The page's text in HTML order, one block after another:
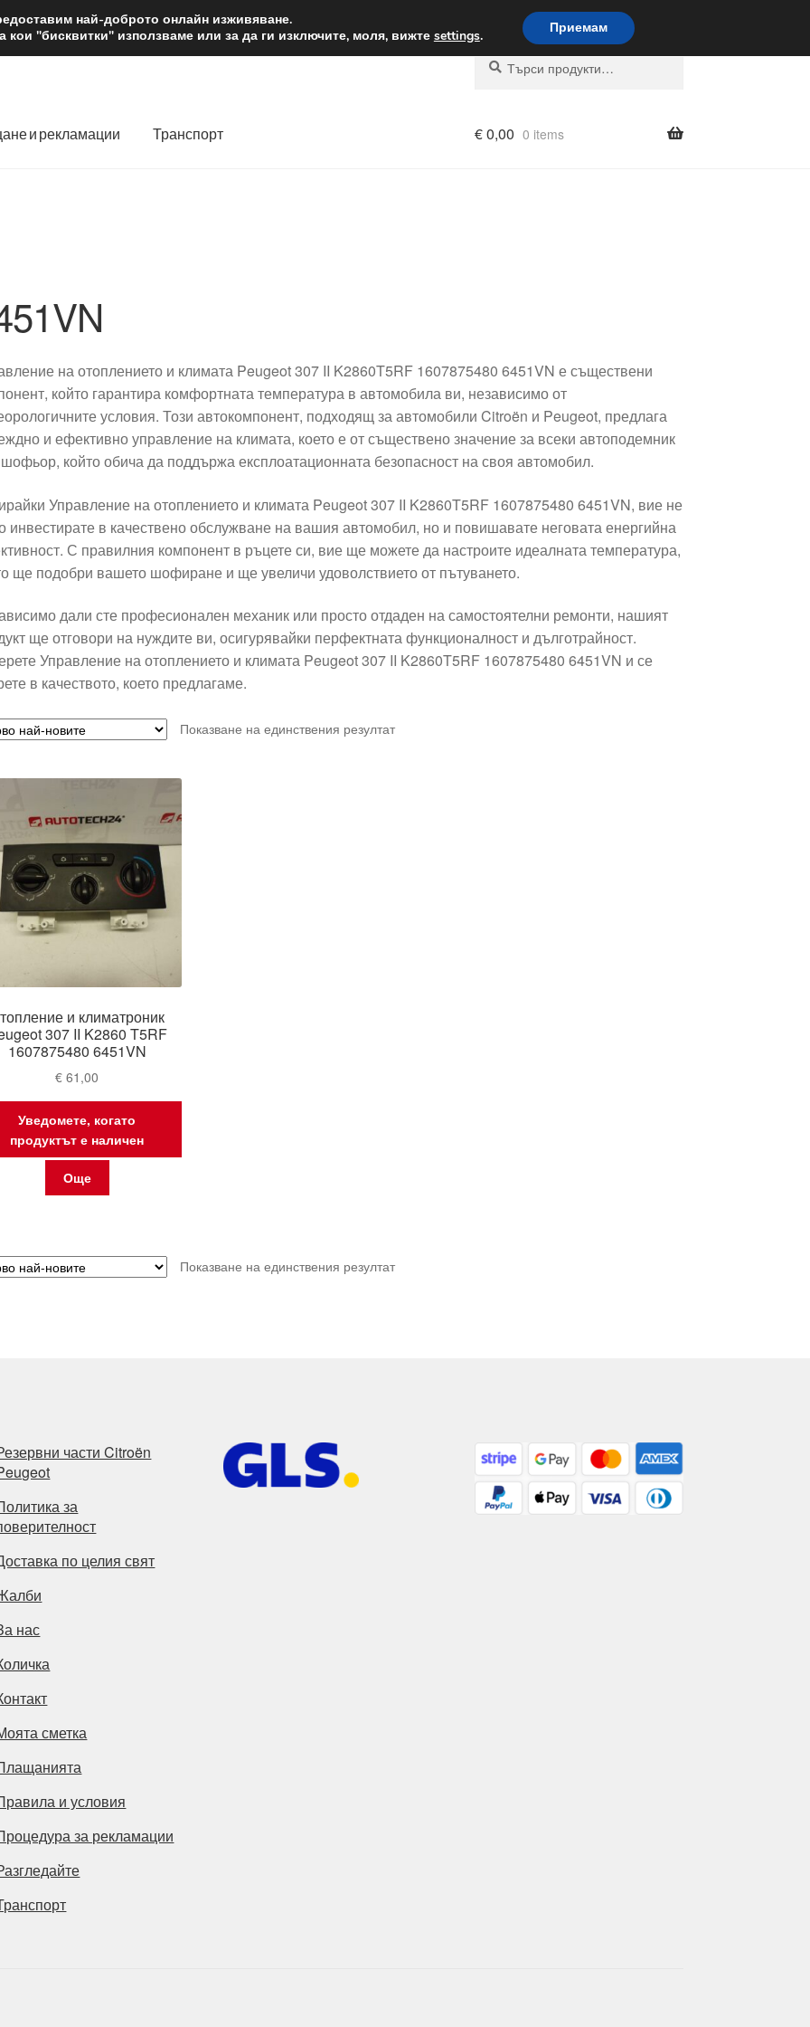
лв. Доставка по целия свят
Търсене
Търсене
и рекламации Транспорт €0,00 0 items
на отоплението и климата Peugeot 307 II K2860T5RF 1607875480 6451VN е съществени
който гарантира комфортната температура в автомобила ви, независимо от
условия. Този автокомпонент, подходящ за автомобили Citroën и Peugeot, предлага
и ефективно управление на климата, което е от съществено значение за всеки автоподемник
който обича да поддържа експлоатационната безопасност на своя автомобил.
Управление на отоплението и климата Peugeot 307 II K2860T5RF 1607875480 6451VN, вие не
инвестирате в качествено обслужване на вашия автомобил, но и повишавате неговата енергийна
С правилния компонент в ръцете си, вие ще можете да настроите идеалната температура,
ще подобри вашето шофиране и ще увеличи удоволствието от пътуването.
дали сте професионален механик или просто отдаден на самостоятелни ремонти, нашият
ще отговори на нуждите ви, осигурявайки перфектната функционалност и дълготрайност.
Управление на отоплението и климата Peugeot 307 II K2860T5RF 1607875480 6451VN и се
в качеството, което предлагаме.
Показване на единствения резултат
и климатроник
307 II K2860 T5RF
1607875480 6451VN
€ 61,00
Уведомете, когато
продуктът е наличен
Още
Показване на единствения резултат
части Citroën
за
по целия свят
нас
сметка
и условия
за рекламации
най-доброто онлайн изживяване.
"бисквитки" използваме или за да ги изключите, моля, вижте settings. Приемам